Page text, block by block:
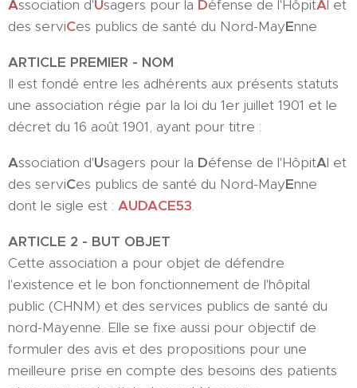
Association d'Usagers pour la Défense de l'HôpitAl et
des serviCes publics de santé du Nord-MayEnne
ARTICLE PREMIER - NOM
Il est fondé entre les adhérents aux présents statuts
une association régie par la loi du 1er juillet 1901 et le
décret du 16 août 1901, ayant pour titre :
Association d'Usagers pour la Défense de l'HôpitAl et
des serviCes publics de santé du Nord-MayEnne
dont le sigle est : AUDACE53.
ARTICLE 2 - BUT OBJET
Cette association a pour objet de défendre
l'existence et le bon fonctionnement de l'hôpital
public (CHNM) et des services publics de santé du
nord-Mayenne. Elle se fixe aussi pour objectif de
formuler des avis et des propositions pour une
meilleure prise en compte des besoins des patients